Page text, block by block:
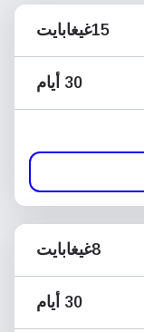
15غيغابايت
30 أيام
8غيغابايت
30 أيام